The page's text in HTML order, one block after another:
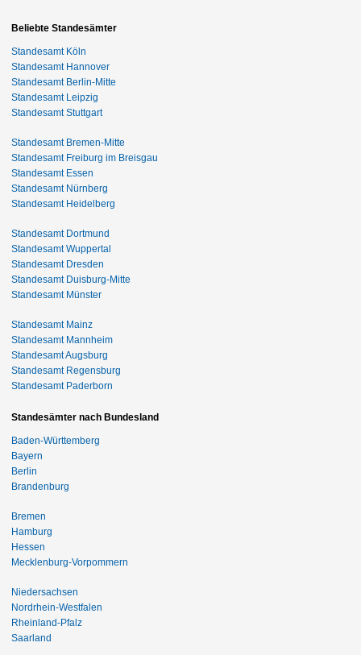
Beliebte Standesämter
Standesamt Köln
Standesamt Hannover
Standesamt Berlin-Mitte
Standesamt Leipzig
Standesamt Stuttgart
Standesamt Bremen-Mitte
Standesamt Freiburg im Breisgau
Standesamt Essen
Standesamt Nürnberg
Standesamt Heidelberg
Standesamt Dortmund
Standesamt Wuppertal
Standesamt Dresden
Standesamt Duisburg-Mitte
Standesamt Münster
Standesamt Mainz
Standesamt Mannheim
Standesamt Augsburg
Standesamt Regensburg
Standesamt Paderborn
Standesämter nach Bundesland
Baden-Württemberg
Bayern
Berlin
Brandenburg
Bremen
Hamburg
Hessen
Mecklenburg-Vorpommern
Niedersachsen
Nordrhein-Westfalen
Rheinland-Pfalz
Saarland